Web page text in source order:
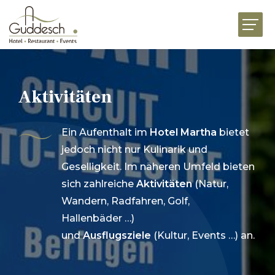
RESTAURANTS
HOTEL MARTHA
BUSINESS
FEIERN
GENUSSWELT
Aktivitäten
Ein Aufenthalt imHotel Martha bietet
jedoch nicht nur Kulinarik und
Geselligkeit. Im näheren Umfeld bieten
sich zahlreiche Aktivitäten(Natur,
Wandern, Radfahren, Golf,
Hallenbäder …)
undAusflugsziele (Kultur, Events …) an.